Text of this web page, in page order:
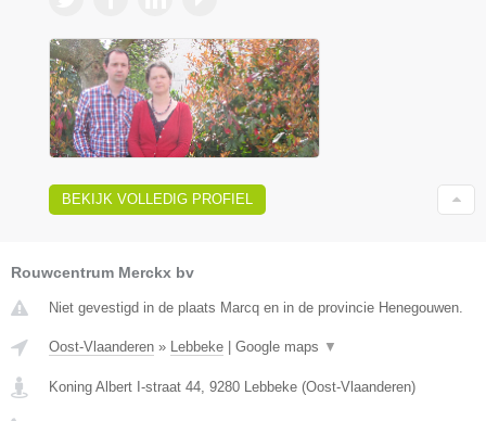
BEKIJK VOLLEDIG PROFIEL
Rouwcentrum Merckx bv
Niet gevestigd in de plaats Marcq en in de provincie Henegouwen.
Oost-Vlaanderen » Lebbeke | Google maps ▼
Koning Albert I-straat 44 9280 Lebbeke (Oost-Vlaanderen)